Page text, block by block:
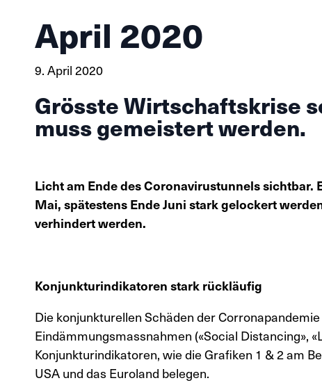
April 2020
9. April 2020
Grösste Wirtschaftskrise
muss gemeistert werden.
Licht am Ende des Coronavirustunnels
Mai, spätestens Ende Juni stark gelockert
verhindert werden.
Konjunkturindikatoren stark rückläufig
Die konjunkturellen Schäden der
Eindämmungsmassnahmen («Social Distancing»,
Konjunkturindikatoren, wie die Grafiken 1 & 2 am
USA und das Euroland belegen.